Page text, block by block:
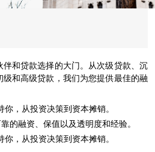
和贷款选择的大门。从次级贷款、沉
和高级贷款，我们为您提供最佳的融
，从投资决策到资本摊销。
的融资、保值以及透明度和经验。
，从投资决策到资本摊销。